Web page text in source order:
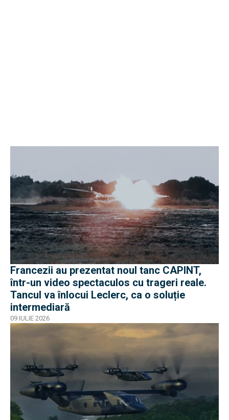
Francezii au prezentat noul tanc CAPINT,
într-un video spectaculos cu trageri reale.
Tancul va înlocui Leclerc, ca o soluție
intermediară
09 IULIE 2026